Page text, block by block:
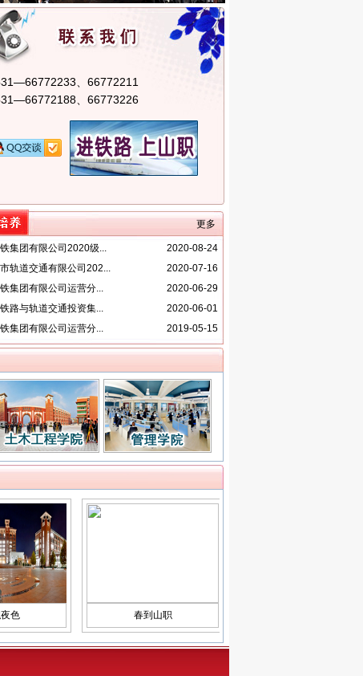
、66772211
、66773226
更多
集团有限公司2020级...
2020-08-24
轨道交通有限公司202...
2020-07-16
集团有限公司运营分...
2020-06-29
路与轨道交通投资集...
2020-06-01
集团有限公司运营分...
2019-05-15
春到山职